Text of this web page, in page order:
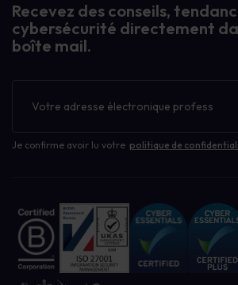
Recevez des conseils,
cybersécurité directement
boîte mail.
d'information
Je confirme avoir lu votre politique de